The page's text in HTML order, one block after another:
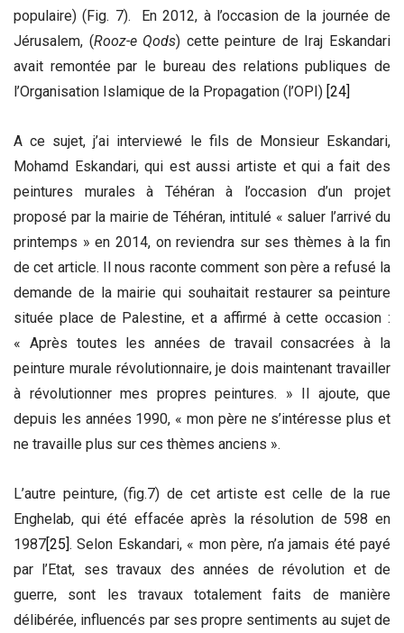
populaire) (Fig. 7). En 2012, à l’occasion de la journée de
Jérusalem, (Rooz-e Qods) cette peinture de Iraj Eskandari
avait remontée par le bureau des relations publiques de
l’Organisation Islamique de la Propagation (l’OPI) [24]
A ce sujet, j’ai interviewé le fils de Monsieur Eskandari,
Mohamd Eskandari, qui est aussi artiste et qui a fait des
peintures murales à Téhéran à l’occasion d’un projet
proposé par la mairie de Téhéran, intitulé « saluer l’arrivé du
printemps » en 2014, on reviendra sur ses thèmes à la fin
de cet article. Il nous raconte comment son père a refusé la
demande de la mairie qui souhaitait restaurer sa peinture
située place de Palestine, et a affirmé à cette occasion :
« Après toutes les années de travail consacrées à la
peinture murale révolutionnaire, je dois maintenant travailler
à révolutionner mes propres peintures. » Il ajoute, que
depuis les années 1990, « mon père ne s’intéresse plus et
ne travaille plus sur ces thèmes anciens ».
L’autre peinture, (fig.7) de cet artiste est celle de la rue
Enghelab, qui été effacée après la résolution de 598 en
1987[25]. Selon Eskandari, « mon père, n’a jamais été payé
par l’Etat, ses travaux des années de révolution et de
guerre, sont les travaux totalement faits de manière
délibérée, influencés par ses propre sentiments au sujet de